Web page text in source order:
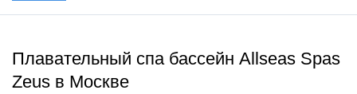
Плавательный спа бассейн Allseas Spas
Zeus в Москве